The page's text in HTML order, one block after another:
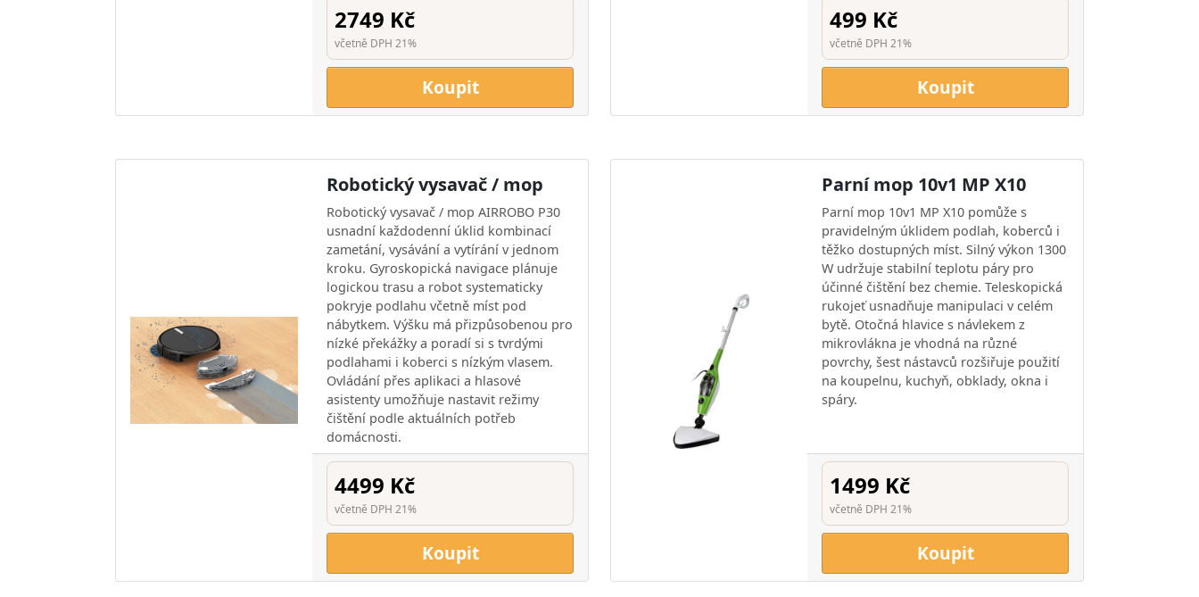
2749 Kč
včetně DPH 21%
Koupit
499 Kč
včetně DPH 21%
Koupit
Robotický vysavač / mop
Robotický vysavač / mop AIRROBO P30
usnadní každodenní úklid kombinací
zametání, vysávání a vytírání v jednom
kroku. Gyroskopická navigace plánuje
logickou trasu a robot systematicky
pokryje podlahu včetně míst pod
nábytkem. Výšku má přizpůsobenou pro
nízké překážky a poradí si s tvrdými
podlahami i koberci s nízkým vlasem.
Ovládání přes aplikaci a hlasové
asistenty umožňuje nastavit režimy
čištění podle aktuálních potřeb
domácnosti.
4499 Kč
včetně DPH 21%
Koupit
Parní mop 10v1 MP X10
Parní mop 10v1 MP X10 pomůže s
pravidelným úklidem podlah, koberců i
těžko dostupných míst. Silný výkon 1300
W udržuje stabilní teplotu páry pro
účinné čištění bez chemie. Teleskopická
rukojeť usnadňuje manipulaci v celém
bytě. Otočná hlavice s návlekem z
mikrovlákna je vhodná na různé
povrchy, šest nástavců rozšiřuje použití
na koupelnu, kuchyň, obklady, okna i
spáry.
1499 Kč
včetně DPH 21%
Koupit